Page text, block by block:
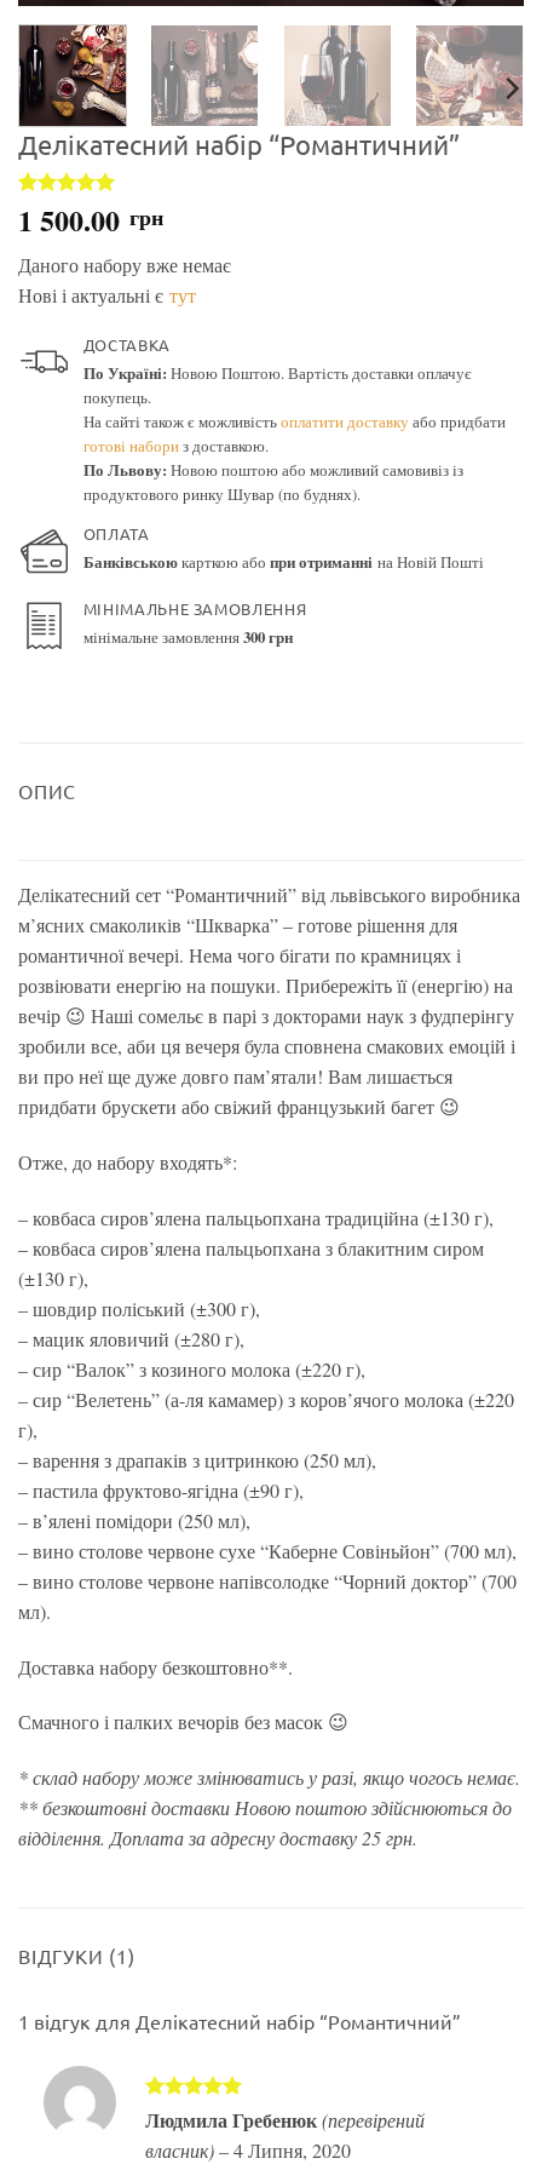
Делікатесний набір “Романтичний”
Рейтинг5
з 5 на
опитування
1
покупця
1 500.00 грн
Даного набору вже немає
Нові і актуальні є тут
ДОСТАВКА
По Україні: Новою Поштою. Вартість доставки оплачує
покупець.
На сайті також є можливістьоплатити доставкуабо придбати
готові набориз доставкою.
По Львову: Новою поштою або можливий самовивіз із
продуктового ринку Шувар (по буднях).
ОПЛАТА
Банківськоюкарткою або при отриманніна Новій Пошті
МІНІМАЛЬНЕ ЗАМОВЛЕННЯ
мінімальне замовлення300 грн
ОПИС
Делікатесний сет “Романтичний” від львівського виробника
м’ясних смаколиків “Шкварка” – готове рішення для
романтичної вечері. Нема чого бігати по крамницях і
розвіювати енергію на пошуки. Прибережіть її (енергію) на
вечір 😉 Наші сомельє в парі з докторами наук з фудперінгу
зробили все, аби ця вечеря була сповнена смакових емоцій і
ви про неї ще дуже довго пам’ятали! Вам лишається
придбати брускети або свіжий французький багет 😉
Отже, до набору входять*:
– ковбаса сиров’ялена пальцьопхана традиційна (±130 г),
– ковбаса сиров’ялена пальцьопхана з блакитним сиром
(±130 г),
– шовдир поліський (±300 г),
– мацик яловичий (±280 г),
– сир “Валок” з козиного молока (±220 г),
– сир “Велетень” (а-ля камамер) з коров’ячого молока (±220
г),
– варення з драпаків з цитринкою (250 мл),
– пастила фруктово-ягідна (±90 г),
– в’ялені помідори (250 мл),
– вино столове червоне сухе “Каберне Совіньйон” (700 мл),
– вино столове червоне напівсолодке “Чорний доктор” (700
мл).
Доставка набору безкоштовно**.
Смачного і палких вечорів без масок 😉
* склад набору може змінюватись у разі, якщо чогось немає.
** безкоштовні доставки Новою поштою здійснюються до
відділення. Доплата за адресну доставку 25 грн.
ВІДГУКИ (1)
1 відгук для Делікатесний набір “Романтичний”
Оцінено в
5з 5
Людмила Гребенюк(перевірений
власник) – 4 Липня, 2020